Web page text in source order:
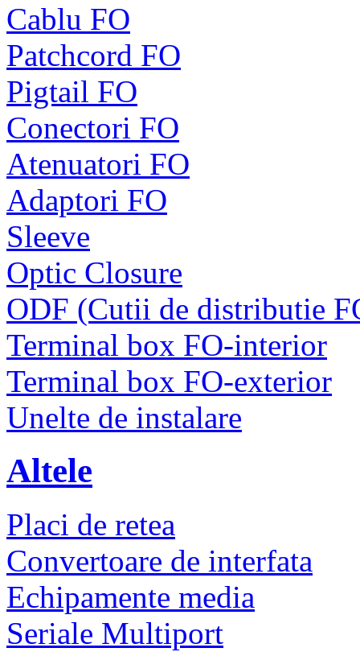
Cablu FO
Patchcord FO
Pigtail FO
Conectori FO
Atenuatori FO
Adaptori FO
Sleeve
Optic Closure
ODF (Cutii de distributie
Terminal box FO-interior
Terminal box FO-exterior
Unelte de instalare
Altele
Placi de retea
Convertoare de interfata
Echipamente media
Seriale Multiport